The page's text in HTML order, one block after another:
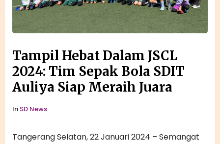
Tampil Hebat Dalam JSCL
2024: Tim Sepak Bola SDIT
Auliya Siap Meraih Juara
In SD News
Tangerang Selatan, 22 Januari 2024 – Semangat